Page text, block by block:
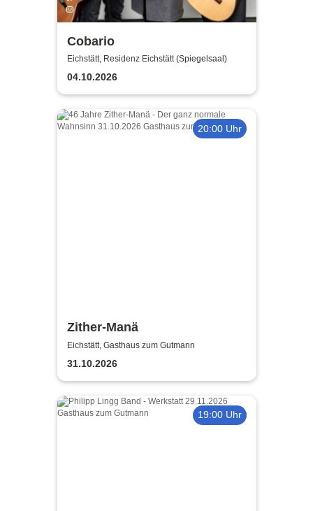
Cobario
Eichstätt, Residenz Eichstätt (Spiegelsaal)
04.10.2026
20:00 Uhr
Zither-Manä
Eichstätt, Gasthaus zum Gutmann
31.10.2026
19:00 Uhr